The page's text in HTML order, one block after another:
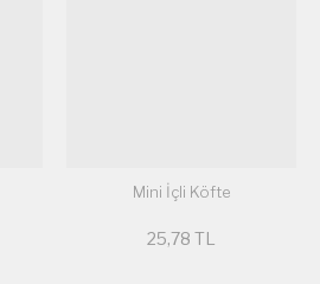
Mini İçli Köfte
25,78 TL